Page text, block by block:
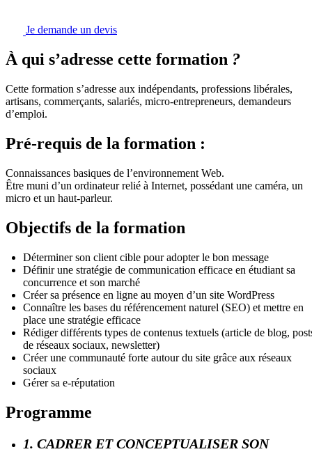
Je demande un devis
À qui s’adresse cette formation ?
Cette formation s’adresse aux indépendants, professions libérales,
artisans, commerçants, salariés, micro-entrepreneurs, demandeurs
d’emploi.
Pré-requis de la formation :
Connaissances basiques de l’environnement Web.
Être muni d’un ordinateur relié à Internet, possédant une caméra, un
micro et un haut-parleur.
Objectifs de la formation
Déterminer son client cible pour adopter le bon message
Définir une stratégie de communication efficace en étudiant sa
concurrence et son marché
Créer sa présence en ligne au moyen d’un site WordPress
Connaître les bases du référencement naturel (SEO) et mettre en
place une stratégie efficace
Rédiger différents types de contenus textuels (article de blog,
de réseaux sociaux, newsletter)
Créer une communauté forte autour du site grâce aux réseaux
sociaux
Gérer sa e-réputation
Programme
1. CADRER ET CONCEPTUALISER SON